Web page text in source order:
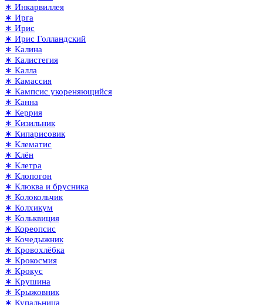
∗ Инкарвиллея
∗ Ирга
∗ Ирис
∗ Ирис Голландский
∗ Калина
∗ Калистегия
∗ Калла
∗ Камассия
∗ Кампсис укореняющийся
∗ Канна
∗ Керрия
∗ Кизильник
∗ Кипарисовик
∗ Клематис
∗ Клён
∗ Клетра
∗ Клопогон
∗ Клюква и брусника
∗ Колокольчик
∗ Колхикум
∗ Кольквиция
∗ Кореопсис
∗ Кочедыжник
∗ Кровохлёбка
∗ Крокосмия
∗ Крокус
∗ Крушина
∗ Крыжовник
∗ Купальница